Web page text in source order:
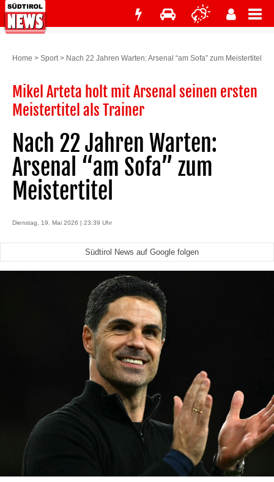
Home > Sport> Nach 22 Jahren Warten: Arsenal “am Sofa” zum Meistertitel
Mikel Arteta holt mit Arsenal seinen ersten
Meistertitel als Trainer
Nach 22 Jahren Warten:
Arsenal “am Sofa” zum
Meistertitel
Dienstag, 19. Mai 2026 | 23:39 Uhr
Südtirol News auf Google folgen